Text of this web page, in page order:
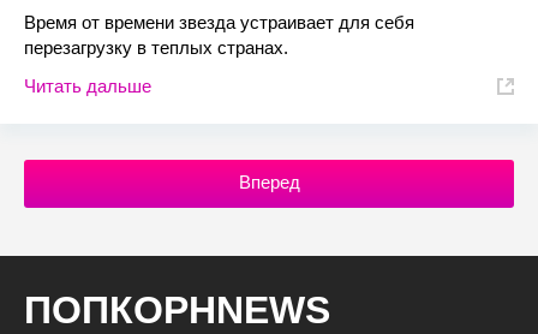
Время от времени звезда устраивает для себя
перезагрузку в теплых странах.
Читать дальше
Вперед
ПОПКОРНNEWS